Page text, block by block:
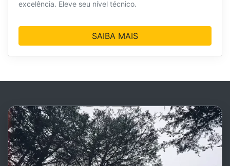
excelência. Eleve seu nível técnico.
SAIBA MAIS